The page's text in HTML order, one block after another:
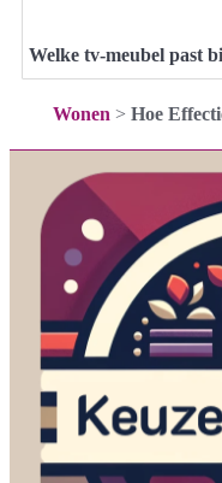
Welke tv-meubel past
Wonen > Hoe